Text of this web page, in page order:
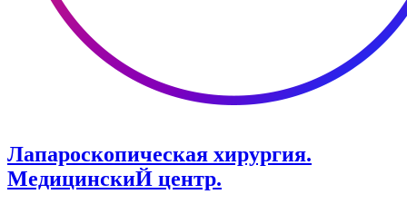
Лапароскопическая хирургия.
МедицинскиЙ центр.